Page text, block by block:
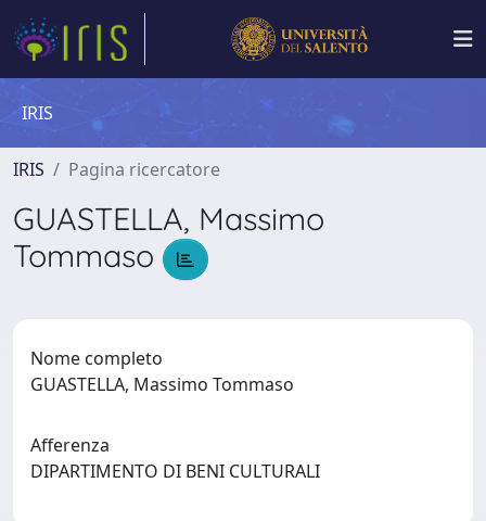
IRIS
IRIS Pagina ricercatore
GUASTELLA, Massimo
Tommaso
Nome completo
GUASTELLA, Massimo Tommaso
Afferenza
DIPARTIMENTO DI BENI CULTURALI